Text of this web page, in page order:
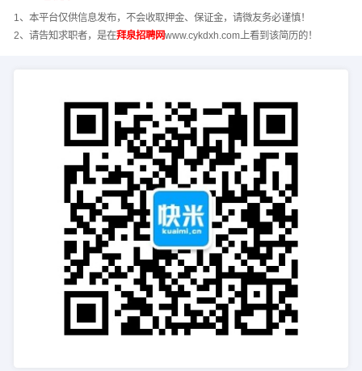
1、本平台仅供信息发布，不会收取押金、保证金，请微友务必谨慎！
2、请告知求职者，是在拜泉招聘网www.cykdxh.com上看到该简历的！